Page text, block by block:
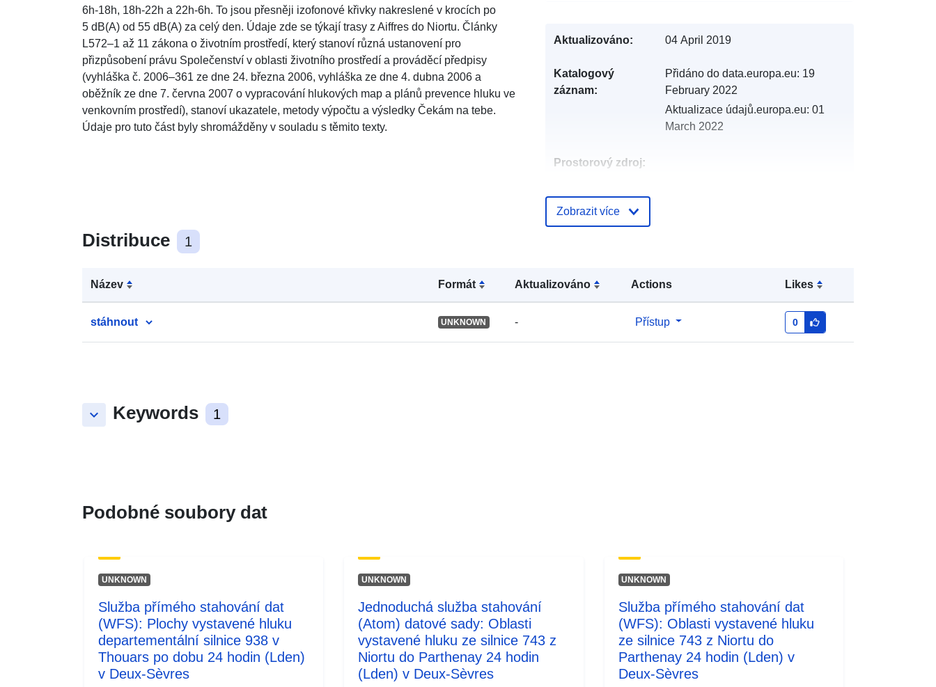
6h-18h, 18h-22h a 22h-6h. To jsou přesněji izofonové křivky nakreslené v krocích po
5 dB(A) od 55 dB(A) za celý den. Údaje zde se týkají trasy z Aiffres do Niortu. Články
L572–1 až 11 zákona o životním prostředí, který stanoví různá ustanovení pro
přizpůsobení právu Společenství v oblasti životního prostředí a prováděcí předpisy
(vyhláška č. 2006–361 ze dne 24. března 2006, vyhláška ze dne 4. dubna 2006 a
oběžník ze dne 7. června 2007 o vypracování hlukových map a plánů prevence hluku ve
venkovním prostředí), stanoví ukazatele, metody výpočtu a výsledky Čekám na tebe.
Údaje pro tuto část byly shromážděny v souladu s těmito texty.
Distribuce 1
Název Formát Aktualizováno Actions Likes
stáhnout UNKNOWN - Přístup 0
keyboard_arrow_down Keywords 1
Aktualizováno: 04 April 2019
Katalogový
záznam:
Přidáno do data.europa.eu: 19
February 2022
Aktualizace údajů.europa.eu: 01
March 2022
Prostorový zdroj:
Identifikátory:
120066022-srv-6e862117-06c3-
47eb-93ca-eb97858fc020
Zobrazit více
Podobné soubory dat
UNKNOWN
Služba přímého stahování dat
(WFS): Plochy vystavené hluku
departementální silnice 938 v
Thouars po dobu 24 hodin (Lden)
v Deux-Sèvres
UNKNOWN
Jednoduchá služba stahování
(Atom) datové sady: Oblasti
vystavené hluku ze silnice 743 z
Niortu do Parthenay 24 hodin
(Lden) v Deux-Sèvres
UNKNOWN
Služba přímého stahování dat
(WFS): Oblasti vystavené hluku
ze silnice 743 z Niortu do
Parthenay 24 hodin (Lden) v
Deux-Sèvres